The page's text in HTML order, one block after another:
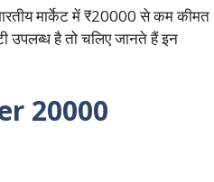
मार्केट में ₹20000 से कम कीमत
उपलब्ध है तो चलिए जानते हैं इन
20000